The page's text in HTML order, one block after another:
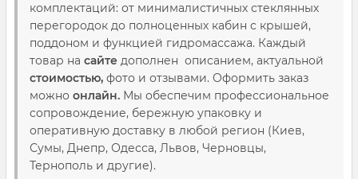
комплектаций: от минималистичных стеклянных
перегородок до полноценных кабин с крышей,
поддоном и функцией гидромассажа. Каждый
товар на сайте дополнен описанием, актуальной
стоимостью, фото и отзывами. Оформить заказ
можно онлайн. Мы обеспечим профессиональное
сопровождение, бережную упаковку и
оперативную доставку в любой регион (Киев,
Сумы, Днепр, Одесса, Львов, Черновцы,
Тернополь и другие).